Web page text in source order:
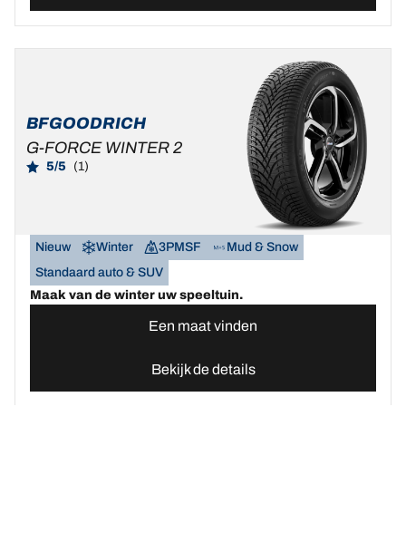
BFGOODRICH
G-FORCE WINTER 2
5/5 (1)
Nieuw Winter 3PMSF
Mud & Snow
Standaard auto & SUV
Maak van de winter uw speeltuin.
Een maat vinden
Bekijk de details